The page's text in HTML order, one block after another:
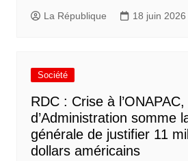
La République 18 juin 2026
Société
RDC : Crise à l’ONAPAC,
d’Administration somme
générale de justifier 11
dollars américains